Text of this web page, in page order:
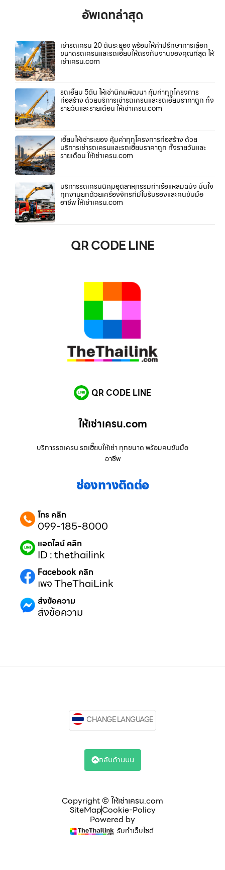
อัพเดทล่าสุด
เช่ารถเครน 20 ตันระยอง พร้อมให้คำปรึกษาการเลือก
ขนาดรถเครนและรถเฮี๊ยบให้ตรงกับงานของคุณที่สุด ให้
เช่าเครน.com
รถเฮี๊ยบ 5ตัน ให้เช่านิคมพัฒนา คุ้มค่าทุกโครงการ
ก่อสร้าง ด้วยบริการเช่ารถเครนและรถเฮี๊ยบราคาถูก ทั้ง
รายวันและรายเดือน ให้เช่าเครน.com
เฮี๊ยบให้เช่าระยอง คุ้มค่าทุกโครงการก่อสร้าง ด้วย
บริการเช่ารถเครนและรถเฮี๊ยบราคาถูก ทั้งรายวันและ
รายเดือน ให้เช่าเครน.com
บริการรถเครนนิคมอุตสาหกรรมท่าเรือแหลมฉบัง มั่นใจ
ทุกงานยกด้วยเครื่องจักรที่มีใบรับรองและคนขับมือ
อาชีพ ให้เช่าเครน.com
QR CODE LINE
QR CODE LINE
ให้เช่าเครน.com
บริการรถเครน รถเฮี๊ยบให้เช่า ทุกขนาด พร้อมคนขับมือ
อาชีพ
ช่องทางติดต่อ
โทร คลิก
099-185-8000
แอดไลน์ คลิก
ID : thethailink
Facebook คลิก
เพจ TheThaiLink
ส่งข้อความ
ส่งข้อความ
Copyright © ให้เช่าเครน.com
SiteMapCookie-Policy
Powered by
รับทำเว็บไซต์
CHANGE LANGUAGE
กลับด้านบน